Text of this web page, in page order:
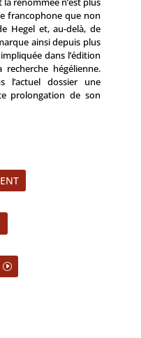
francophone que non
Hegel et, au-delà, de
ainsi depuis plus
dans l’édition
hégélienne.
l’actuel dossier une
prolongation de son